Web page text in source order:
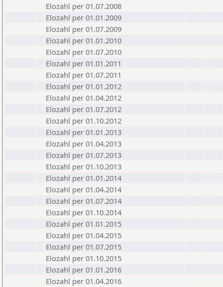
Elozahl per 01.07.2008
Elozahl per 01.01.2009
Elozahl per 01.07.2009
Elozahl per 01.01.2010
Elozahl per 01.07.2010
Elozahl per 01.01.2011
Elozahl per 01.07.2011
Elozahl per 01.01.2012
Elozahl per 01.04.2012
Elozahl per 01.07.2012
Elozahl per 01.10.2012
Elozahl per 01.01.2013
Elozahl per 01.04.2013
Elozahl per 01.07.2013
Elozahl per 01.10.2013
Elozahl per 01.01.2014
Elozahl per 01.04.2014
Elozahl per 01.07.2014
Elozahl per 01.10.2014
Elozahl per 01.01.2015
Elozahl per 01.04.2015
Elozahl per 01.07.2015
Elozahl per 01.10.2015
Elozahl per 01.01.2016
Elozahl per 01.04.2016